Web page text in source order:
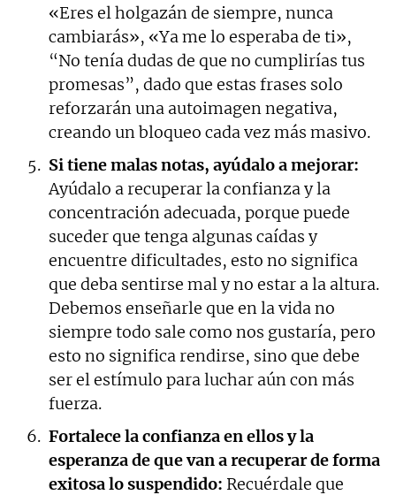
«Eres el holgazán de siempre, nunca
cambiarás», «Ya me lo esperaba de ti»,
“No tenía dudas de que no cumplirías tus
promesas”, dado que estas frases solo
reforzarán una autoimagen negativa,
creando un bloqueo cada vez más masivo.
Si tiene malas notas, ayúdalo a mejorar:
Ayúdalo a recuperar la confianza y la
concentración adecuada, porque puede
suceder que tenga algunas caídas y
encuentre dificultades, esto no significa
que deba sentirse mal y no estar a la altura.
Debemos enseñarle que en la vida no
siempre todo sale como nos gustaría, pero
esto no significa rendirse, sino que debe
ser el estímulo para luchar aún con más
fuerza.
Fortalece la confianza en ellos y la
esperanza de que van a recuperar de forma
exitosa lo suspendido: Recuérdale que